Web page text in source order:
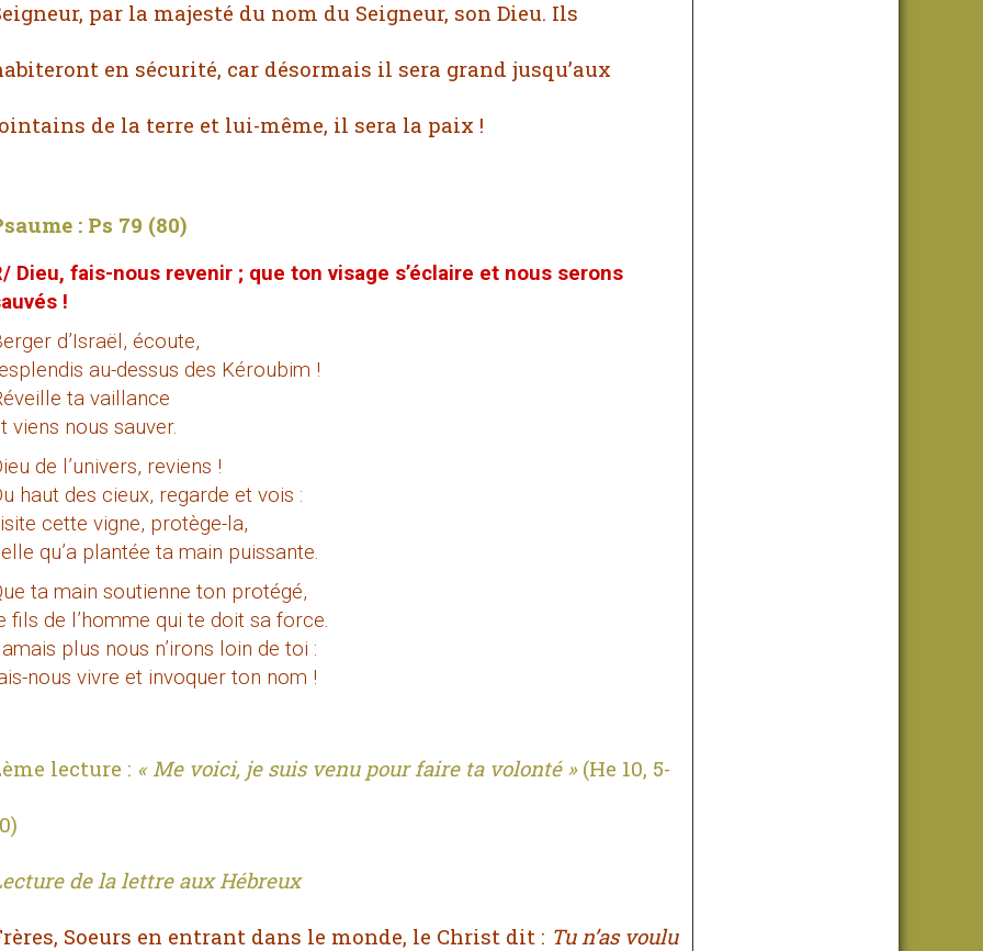
par la majesté du nom du Seigneur, son Dieu. Ils
en sécurité, car désormais il sera grand jusqu’aux
de la terre et lui-même, il sera la paix !
: Ps 79 (80)
Dieu, fais-nous revenir ; que ton visage s’éclaire et nous serons
!
d’Israël, écoute,
au-dessus des Kéroubim !
ta vaillance
viens nous sauver.
de l’univers, reviens !
haut des cieux, regarde et vois :
cette vigne, protège-la,
qu’a plantée ta main puissante.
ta main soutienne ton protégé,
fils de l’homme qui te doit sa force.
plus nous n’irons loin de toi :
nous vivre et invoquer ton nom !
lecture : « Me voici, je suis venu pour faire ta volonté »(He 10, 5-
de la lettre aux Hébreux
Soeurs en entrant dans le monde, le Christ dit : Tu n’as voulu